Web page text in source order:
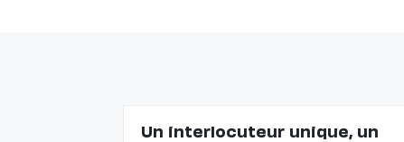
Un interlocuteur unique, un